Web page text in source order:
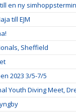
en ny
till EJM
Sheffield
2023 3/5-7/5
Youth Diving Meet,